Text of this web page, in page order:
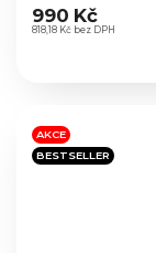
hodnocení
produktu
hvězdiček.
818,18 Kč bez DPH
990 Kč
AKCE
BESTSELLER